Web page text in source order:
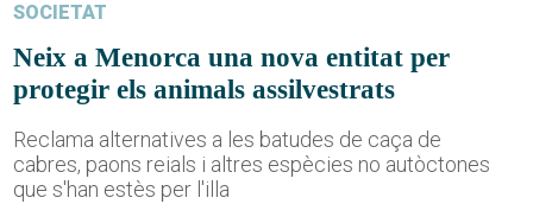
SOCIETAT
Neix a Menorca una nova entitat per
protegir els animals assilvestrats
Reclama alternatives a les batudes de caça de
cabres, paons reials i altres espècies no autòctones
que s'han estès per l'illa